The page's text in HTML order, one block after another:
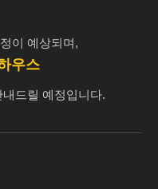
이 예상되며,
우스
드릴 예정입니다.